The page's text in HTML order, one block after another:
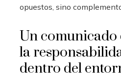
opuestos, sino
Un comunicado
la
dentro del